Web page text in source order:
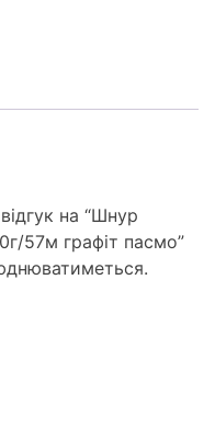
на “Шнур
57м графiт пасмо”